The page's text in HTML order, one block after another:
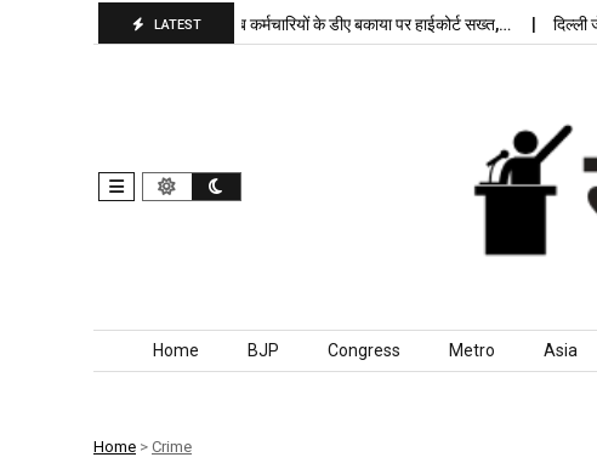
LATEST
पंजाब कर्मचारियों के डीए बकाया पर हाईकोर्ट सख्त,… दिल्ली जेलों में
Skip to content
Home BJP Congress Metro Asia
Home > Crime